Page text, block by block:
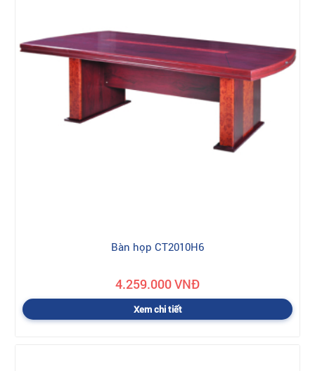
Bàn họp CT2010H6
4.259.000 VNĐ
Xem chi tiết